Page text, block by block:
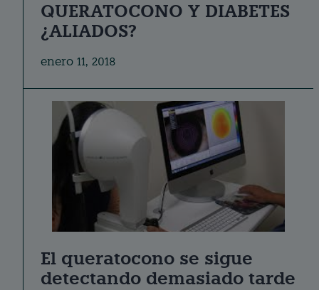
QUERATOCONO Y DIABETES
¿ALIADOS?
enero 11, 2018
El queratocono se sigue
detectando demasiado tarde